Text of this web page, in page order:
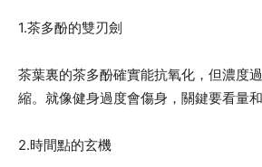
1.茶多酚的雙刃劍
茶葉裏的茶多酚確實能抗氧化，但濃度
縮。就像健身過度會傷身，關鍵要看量和
2.時間點的玄機